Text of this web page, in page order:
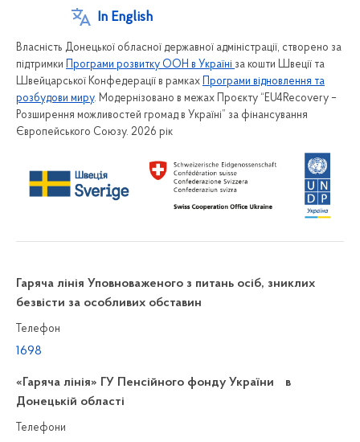
In English
Власність Донецької обласної державної адміністрації, створено за
підтримки Програми розвитку ООН в Україні за кошти Швеції та
Швейцарської Конфедерації в рамках Програми відновлення та
розбудови миру. Модернізовано в межах Проєкту “EU4Recovery –
Розширення можливостей громад в Україні” за фінансування
Європейського Союзу. 2026 рік
Гаряча лінія Уповноваженого з питань осіб, зниклих
безвісти за особливих обставин
Телефон
1698
«Гаряча лінія» ГУ Пенсійного фонду України в
Донецькій області
Телефони